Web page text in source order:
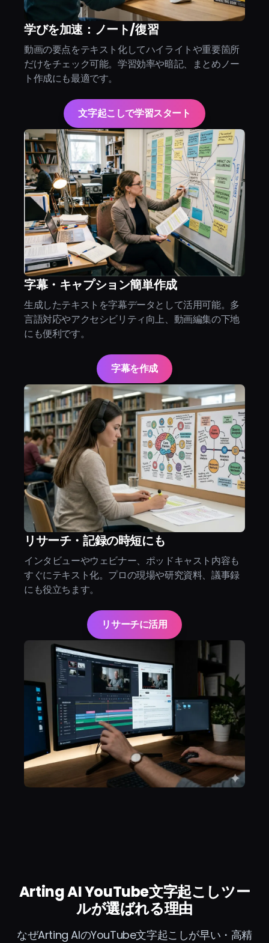
学びを加速：ノート/復習
動画の要点をテキスト化してハイライトや重要箇所
だけをチェック可能。学習効率や暗記、まとめノー
ト作成にも最適です。
文字起こしで学習スタート
字幕・キャプション簡単作成
生成したテキストを字幕データとして活用可能。多
言語対応やアクセシビリティ向上、動画編集の下地
にも便利です。
字幕を作成
リサーチ・記録の時短にも
インタビューやウェビナー、ポッドキャスト内容も
すぐにテキスト化。プロの現場や研究資料、議事録
にも役立ちます。
リサーチに活用
Arting AI YouTube文字起こしツー
ルが選ばれる理由
なぜArting AIのYouTube文字起こしが早い・高精